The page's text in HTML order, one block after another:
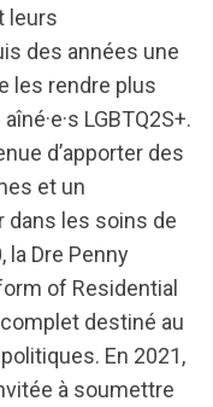
leurs
des années une
les rendre plus
LGBTQ2S+.
d’apporter des
et un
les soins de
la Dre Penny
of Residential
destiné au
En 2021,
à soumettre